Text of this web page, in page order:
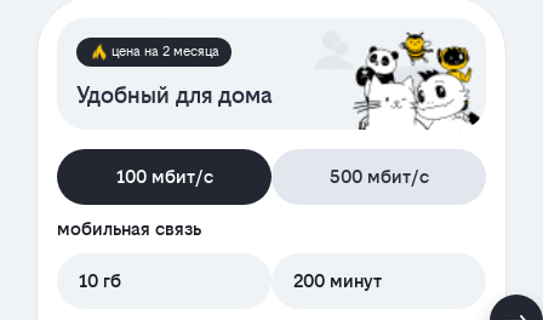
цена на 2 месяца
Удобный для дома
100 мбит/с 500 мбит/с
мобильная связь
10 гб 200 минут